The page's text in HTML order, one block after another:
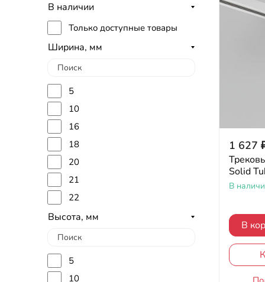
В наличии
Только доступные товары
Ширина, мм
5
10
16
18
20
21
22
23
28
Высота, мм
5
10
1 627
Solid
В
В